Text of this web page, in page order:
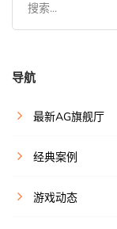
搜索...
导航
最新AG旗舰厅
经典案例
游戏动态